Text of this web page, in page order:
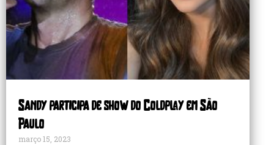
Sandy participa de show do Coldplay em São
Paulo
março 15, 2023